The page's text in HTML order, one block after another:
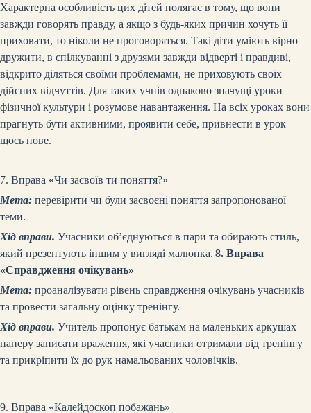
Характерна особливість цих дітей полягає в тому, що вони
завжди говорять правду, а якщо з будь-яких причин хочуть її
приховати, то ніколи не проговоряться. Такі діти уміють вірно
дружити, в спілкуванні з друзями завжди відверті і правдиві,
відкрито діляться своїми проблемами, не приховують своїх
дійсних відчуттів. Для таких учнів однаково значущі уроки
фізичної культури і розумове навантаження. На всіх уроках вони
прагнуть бути активними, проявити себе, привнести в урок
щось нове.
7. Вправа «Чи засвоїв ти поняття?»
Мета: перевірити чи були засвоєні поняття запропонованої
теми.
Хід вправи. Учасники об’єднуються в пари та обирають стиль,
який презентують іншим у вигляді малюнка. 8. Вправа
«Справдження очікувань»
Мета: проаналізувати рівень справдження очікувань учасників
та провести загальну оцінку тренінгу.
Хід вправи. Учитель пропонує батькам на маленьких аркушах
паперу записати враження, які учасники отримали від тренінгу
та прикріпити їх до рук намальованих чоловічків.
9. Вправа «Калейдоскоп побажань»